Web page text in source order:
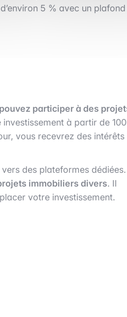
5 % avec un plafond
participer à des
investissement à partir de 100
vous recevrez des intérêts
des plateformes dédiées.
immobiliers divers. Il
votre investissement.